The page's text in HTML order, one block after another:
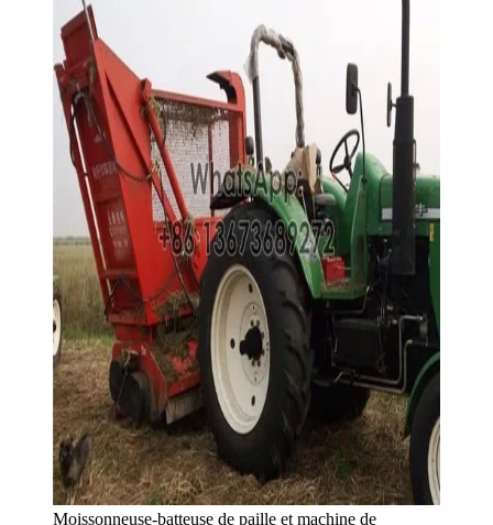
Moissonneuse-batteuse de paille et machine de